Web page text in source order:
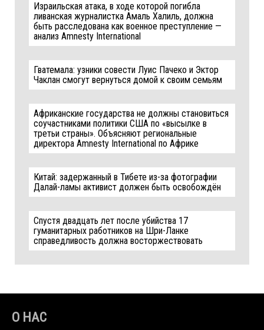
Израильская атака, в ходе которой погибла
ливанская журналистка Амаль Халиль, должна
быть расследована как военное преступление —
анализ Amnesty International
Гватемала: узники совести Луис Пачеко и Эктор
Чаклан смогут вернуться домой к своим семьям
Африканские государства не должны становиться
соучастниками политики США по «высылке в
третьи страны». Объясняют региональные
директора Amnesty International по Африке
Китай: задержанный в Тибете из-за фотографии
Далай-ламы активист должен быть освобождён
Спустя двадцать лет после убийства 17
гуманитарных работников на Шри-Ланке
справедливость должна восторжествовать
О НАС